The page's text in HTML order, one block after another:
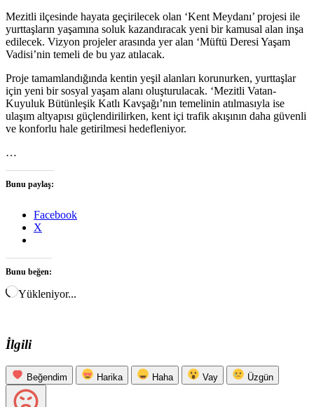
Mezitli ilçesinde hayata geçirilecek olan ‘Kent Meydanı’ projesi ile
yurttaşların yaşamına soluk kazandıracak yeni bir kamusal alan inşa
edilecek. Vizyon projeler arasında yer alan ‘Müftü Deresi Yaşam
Vadisi’nin temeli de bu yaz atılacak.
Proje tamamlandığında kentin yeşil alanları korunurken, yurttaşlar
için yeni bir sosyal yaşam alanı oluşturulacak. ‘Mezitli Vatan-
Kuyuluk Bütünleşik Katlı Kavşağı’nın temelinin atılmasıyla ise
ulaşım altyapısı güçlendirilirken, kent içi trafik akışının daha güvenli
ve konforlu hale getirilmesi hedefleniyor.
…
Bunu paylaş:
Facebook
X
Bunu beğen:
Yükleniyor...
İlgili
Beğendim Harika Haha Vay Üzgün